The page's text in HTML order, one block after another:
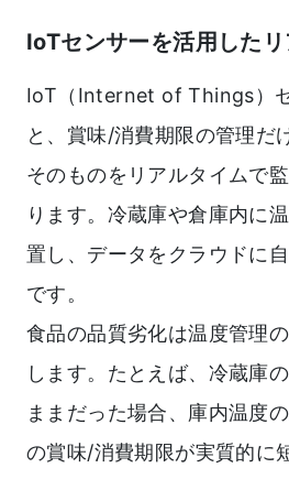
IoTセンサーを活用した
IoT（Internet of Things）
と、賞味/消費期限の管理だ
そのものをリアルタイムで
ります。冷蔵庫や倉庫内に
置し、データをクラウドに
です。
食品の品質劣化は温度管理
します。たとえば、冷蔵庫
ままだった場合、庫内温度
の賞味/消費期限が実質的に